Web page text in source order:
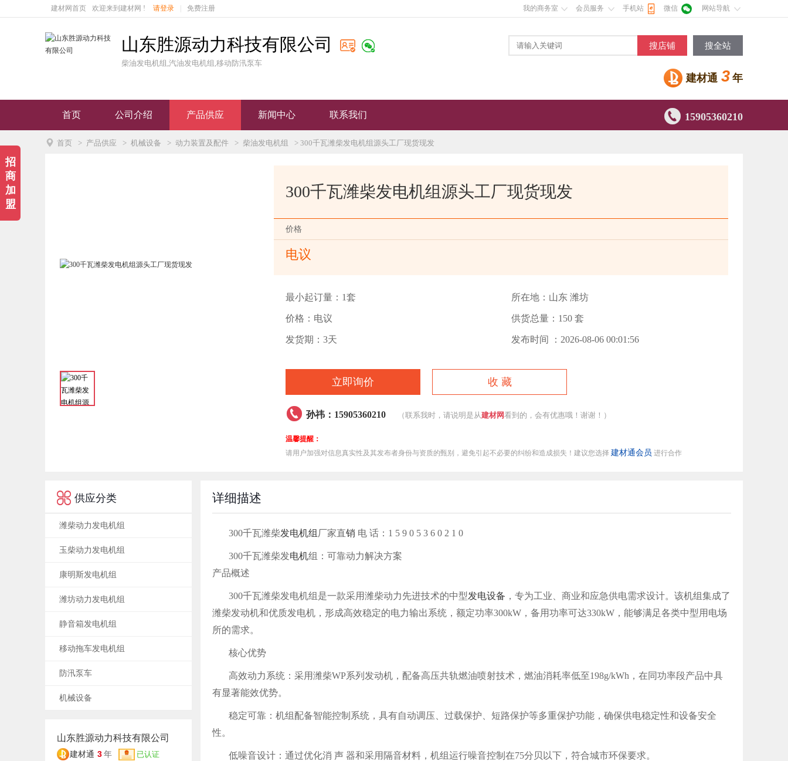
建材网首页 欢迎来到建材网 ! 请登录 免费注册 我的商务室 会员服务 手机站 微信 网站导航
山东胜源动力科技有限公司
柴油发电机组,汽油发电机组,移动防汛泵车
搜店铺 搜全站
建材通 3 年
首页 公司介绍 产品供应 新闻中心 联系我们  15905360210
 首页 > 产品供应 > 机械设备 > 动力装置及配件 > 柴油发电机组 > 300千瓦潍柴发电机组源头工厂现货现发
300千瓦潍柴发电机组源头工厂现货现发
价格
电议
最小起订量：1套 所在地：山东 潍坊
价格：电议 供货总量：150 套
发货期：3天 发布时间 ：2026-08-06 00:01:56
立即询价 收 藏
 孙祎：15905360210 （联系我时，请说明是从建材网看到的，会有优惠哦！谢谢！）
温馨提醒：
请用户加强对信息真实性及其发布者身份与资质的甄别，避免引起不必要的纠纷和造成损失！建议您选择 建材通会员 进行合作
详细描述
300千瓦潍柴发电机组 厂家直销 电 话：1 5 9 0 5 3 6 0 2 1 0
300千瓦潍柴发电机组：可靠动力解决方案
产品概述
300千瓦潍柴发电机组是一款采用潍柴动力先进技术的中型发电设备 ，专为工业、商业和应急供电需求设计。该机组集成了
潍柴发动机和优质发电机，形成高效稳定的电力输出系统，额定功率300kW，备用功率可达330kW，能够满足各类中型用电场
所的需求。
核心优势
高效动力系统‌：采用潍柴WP系列发动机，配备高压共轨燃油喷射技术，燃油消耗率低至198g/kWh，在同功率段产品中具
有显著能效优势。
稳定可靠‌：机组配备智能控制系统，具有自动调压、过载保护、短路保护等多重保护功能，确保供电稳定性和设备安全
性。
低噪音设计‌：通过优化消 声 器和采用隔音材料，机组运行噪音控制在75分贝以下，符合城市环保要求。
 供应分类
潍柴动力发电机组
玉柴动力发电机组
康明斯发电机组
潍坊动力发电机组
静音箱发电机组
移动拖车发电机组
防汛泵车
机械设备
山东胜源动力科技有限公司
建材通 3 年 已认证
招
商
加
盟